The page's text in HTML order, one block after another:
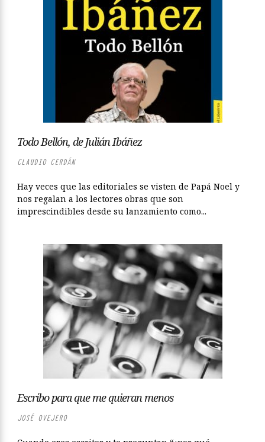
Todo Bellón, de Julián Ibáñez
CLAUDIO CERDÁN
Hay veces que las editoriales se visten de Papá Noel y
nos regalan a los lectores obras que son
imprescindibles desde su lanzamiento como...
Escribo para que me quieran menos
JOSÉ OVEJERO